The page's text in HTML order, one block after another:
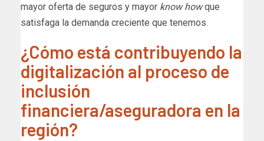
mayor oferta de seguros y mayor know howque
satisfaga la demanda creciente que tenemos.
¿Cómo está contribuyendo la
digitalización al proceso de
inclusión
financiera/aseguradora en la
región?